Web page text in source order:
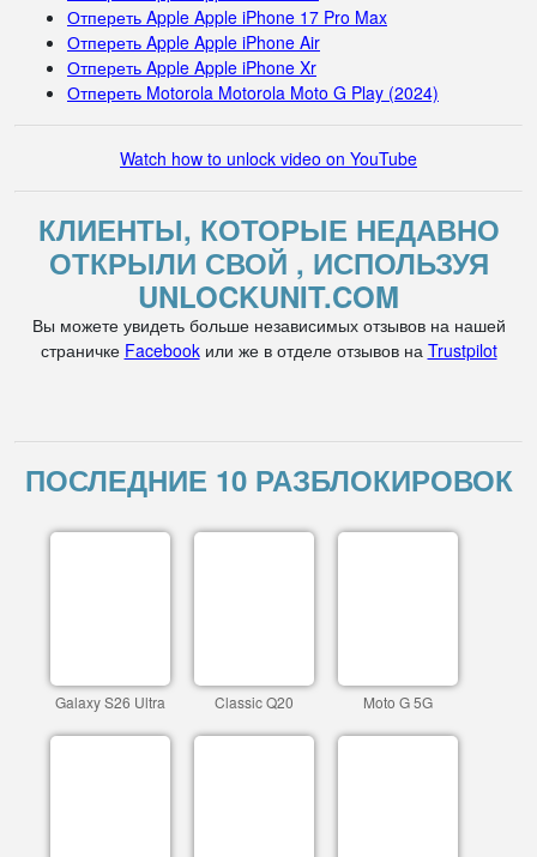
Отпереть Apple Apple iPhone 17 Pro Max
Отпереть Apple Apple iPhone Air
Отпереть Apple Apple iPhone Xr
Отпереть Motorola Motorola Moto G Play (2024)
Watch how to unlock video on YouTube
КЛИЕНТЫ, КОТОРЫЕ НЕДАВНО
ОТКРЫЛИ СВОЙ , ИСПОЛЬЗУЯ
UNLOCKUNIT.COM
Вы можете увидеть больше независимых отзывов на нашей
страничке Facebookили же в отделе отзывов на Trustpilot
ПОСЛЕДНИЕ 10 РАЗБЛОКИРОВОК
Galaxy S26 Ultra Classic Q20 Moto G 5G